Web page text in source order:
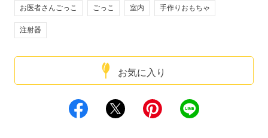
お気に入り
お医者さんごっこ ごっこ 室内 手作りおもちゃ
注射器